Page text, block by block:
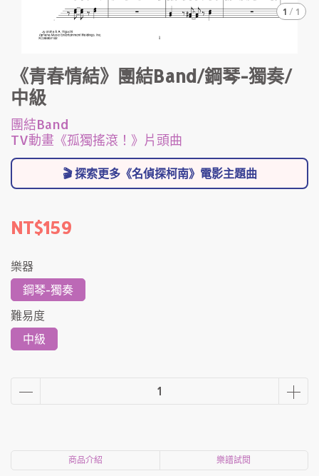
1 / 1
《青春情結》團結Band/鋼琴-獨奏/
中級
團結Band
TV動畫《孤獨搖滾！》片頭曲
🎬 探索更多《名偵探柯南》電影主題曲
NT$159
樂器
鋼琴-獨奏
難易度
中級
商品介紹 樂譜試閱